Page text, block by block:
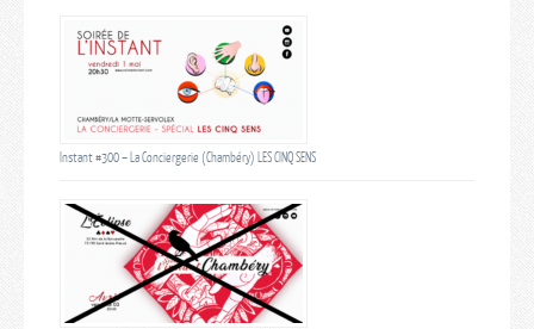
Instant #300 – La Conciergerie (Chambéry) LES CINQ SENS